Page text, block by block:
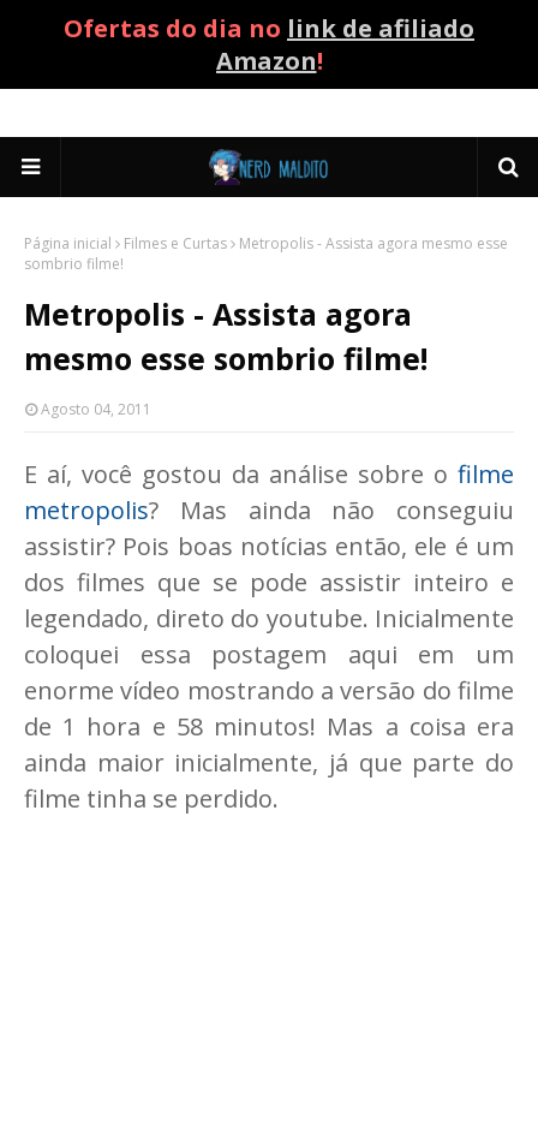
Ofertas do dia no link de afiliado
Amazon!
Página inicial Filmes e Curtas
Metropolis - Assista agora mesmo esse
sombrio filme!
Metropolis - Assista agora
mesmo esse sombrio filme!
Agosto 04, 2011
E aí, você gostou da análise sobre o filme
metropolis? Mas ainda não conseguiu
assistir? Pois boas notícias então, ele é um
dos filmes que se pode assistir inteiro e
legendado, direto do youtube. Inicialmente
coloquei essa postagem aqui em um
enorme vídeo mostrando a versão do filme
de 1 hora e 58 minutos! Mas a coisa era
ainda maior inicialmente, já que parte do
filme tinha se perdido.